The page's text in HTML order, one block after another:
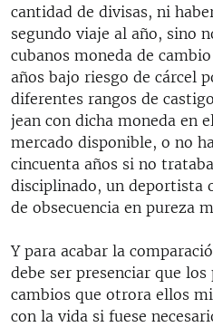
cantidad de divisas, ni
segundo viaje al año, sino
cubanos moneda de
años bajo riesgo de cárcel
diferentes rangos de
jean con dicha moneda en
mercado disponible, o no
cincuenta años si no
disciplinado, un deportista
de obsecuencia en pureza
Y para acabar la
debe ser presenciar que
cambios que otrora ellos
con la vida si fuese